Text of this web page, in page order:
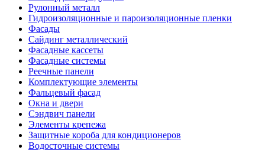
Рулонный металл
Гидроизоляционные и пароизоляционные пленки
Фасады
Сайдинг металлический
Фасадные кассеты
Фасадные системы
Реечные панели
Комплектующие элементы
Фальцевый фасад
Окна и двери
Сэндвич панели
Элементы крепежа
Защитные короба для кондиционеров
Водосточные системы